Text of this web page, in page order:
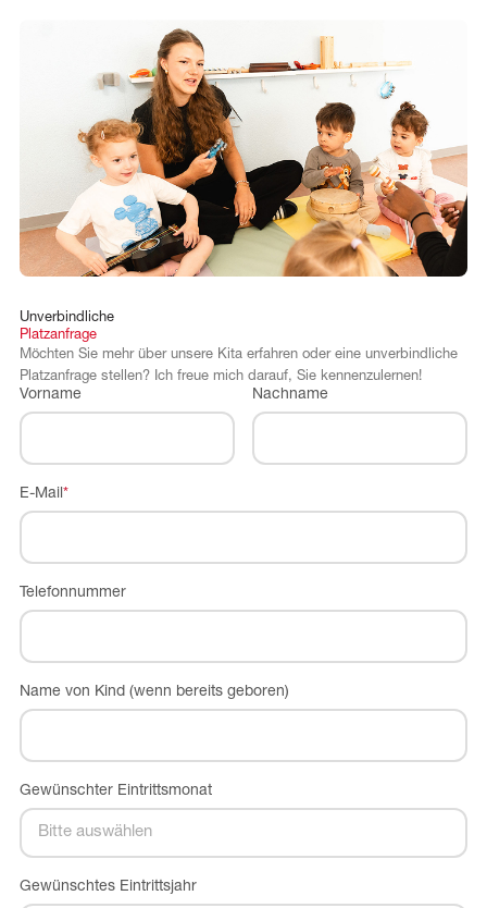
Unverbindliche
Platzanfrage
Möchten Sie mehr über unsere Kita erfahren oder eine unverbindliche
Platzanfrage stellen? Ich freue mich darauf, Sie kennenzulernen!
Vorname Nachname
E-Mail *
Telefonnummer
Name von Kind (wenn bereits geboren)
Gewünschter Eintrittsmonat
Gewünschtes Eintrittsjahr